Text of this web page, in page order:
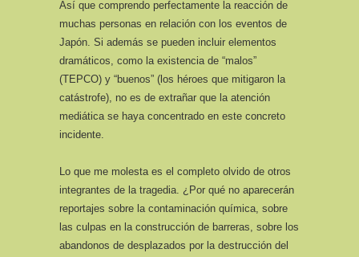
Así que comprendo perfectamente la reacción de
muchas personas en relación con los eventos de
Japón. Si además se pueden incluir elementos
dramáticos, como la existencia de “malos”
(TEPCO) y “buenos” (los héroes que mitigaron la
catástrofe), no es de extrañar que la atención
mediática se haya concentrado en este concreto
incidente.
Lo que me molesta es el completo olvido de otros
integrantes de la tragedia. ¿Por qué no aparecerán
reportajes sobre la contaminación química, sobre
las culpas en la construcción de barreras, sobre los
abandonos de desplazados por la destrucción del